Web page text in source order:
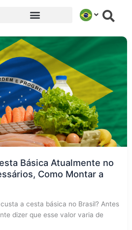
Básica Atualmente no
Como Montar a
a cesta básica no Brasil? Antes
dizer que esse valor varia de